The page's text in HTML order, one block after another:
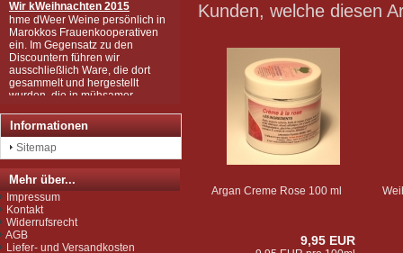
Kunden, welche diesen
Argan Creme Rose 100 ml
9,95 EUR
hme dWeer Weine persönlich in
Marokkos Frauenkooperativen
ein. Im Gegensatz zu den
Discountern führen wir
ausschließlich Ware, die dort
gesammelt und hergestellt
wurden, die in mühsamer
Handarbeit zu den wertvollen
Produkten wurden, wie Sie sie
bei uns kaufen können.
Wir sind zudem von der EU als
Importeur zugelassen und
unterliegen der Kontrolle nach
der sog. Novel-Food-VO.
Seit Juli 2012 sind wir für das
Argan Speiseöl BIO-zertifiziert
gemäß EG-Öko-Verordnung
durch DE-ÖKO-037 (Marokko
Landwirtschaft)
Informationen
Sitemap
Mehr über...
Impressum
Kontakt
Widerrufsrecht
AGB
Liefer- und Versandkosten